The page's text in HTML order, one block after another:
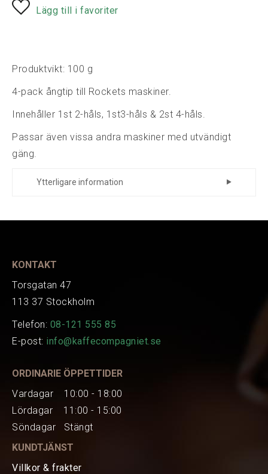
Lägg till i favoriter
Produktvikt: 100 g
4-pack ångtip till Rockets maskiner.
Innehåller 1st 2-håls, 1st3-håls & 2st 4-håls.
Passar även vissa andra maskiner med utvändigt
gäng.
Ytterligare information
Art.nr.
KONTAKT
Torsgatan 47
113 37 Stockholm
Telefon: 08-121 555 85
E-post: info@kaffecompagniet.se
ORDINARIE ÖPPETTIDER
Vardagar 10:00 - 18:00
Lördagar 11:00 - 15:00
Söndagar Stängt
KUNDTJÄNST
Villkor & frakter